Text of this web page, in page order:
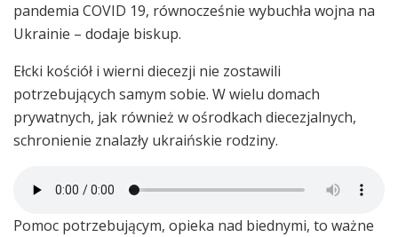
pandemia COVID 19, równocześnie wybuchła wojna na
Ukrainie – dodaje biskup.
Ełcki kościół i wierni diecezji nie zostawili
potrzebujących samym sobie. W wielu domach
prywatnych, jak również w ośrodkach diecezjalnych,
schronienie znalazły ukraińskie rodziny.
Pomoc potrzebującym, opieka nad biednymi, to ważne